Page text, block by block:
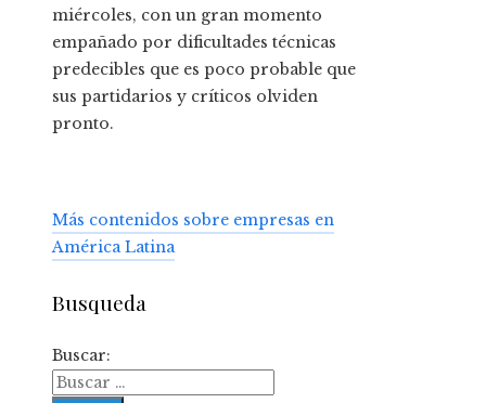
miércoles, con un gran momento
empañado por dificultades técnicas
predecibles que es poco probable que
sus partidarios y críticos olviden
pronto.
Más contenidos sobre empresas en
América Latina
Busqueda
Buscar: